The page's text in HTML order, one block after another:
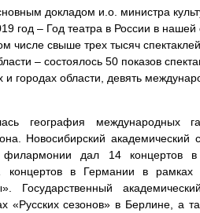
докладом и.о. министра
год – Год театра в России в
числе свыше трех тысяч
– состоялось 50 показов
и городах области, девять
география международных
Новосибирский
филармонии дал 14 концертов
в Германии в рамках
Государственный
«Русских сезонов» в Берлине, а